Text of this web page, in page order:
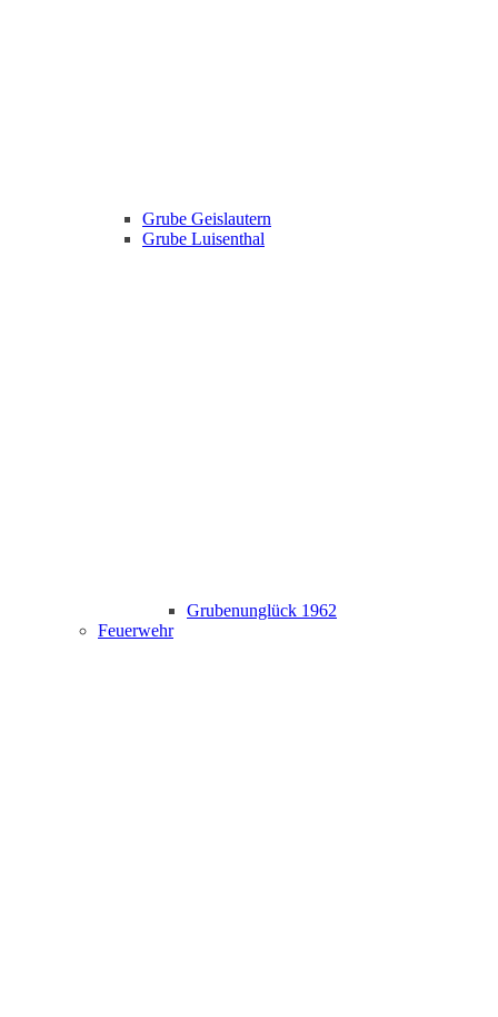
Grube Geislautern
Grube Luisenthal
Grubenunglück 1962
Feuerwehr